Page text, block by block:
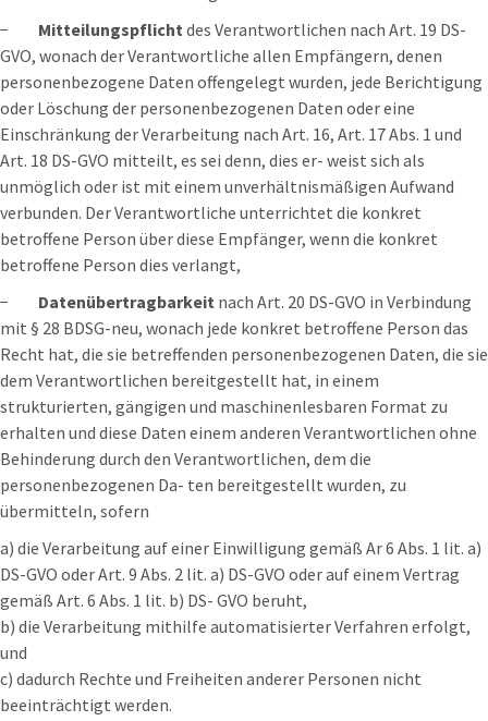
− Mitteilungspflicht des Verantwortlichen nach Art. 19 DS-
GVO, wonach der Verantwortliche allen Empfängern, denen
personenbezogene Daten offengelegt wurden, jede Berichtigung
oder Löschung der personenbezogenen Daten oder eine
Einschränkung der Verarbeitung nach Art. 16, Art. 17 Abs. 1 und
Art. 18 DS-GVO mitteilt, es sei denn, dies er- weist sich als
unmöglich oder ist mit einem unverhältnismäßigen Aufwand
verbunden. Der Verantwortliche unterrichtet die konkret
betroffene Person über diese Empfänger, wenn die konkret
betroffene Person dies verlangt,
− Datenübertragbarkeit nach Art. 20 DS-GVO in Verbindung
mit § 28 BDSG-neu, wonach jede konkret betroffene Person das
Recht hat, die sie betreffenden personenbezogenen Daten, die sie
dem Verantwortlichen bereitgestellt hat, in einem
strukturierten, gängigen und maschinenlesbaren Format zu
erhalten und diese Daten einem anderen Verantwortlichen ohne
Behinderung durch den Verantwortlichen, dem die
personenbezogenen Da- ten bereitgestellt wurden, zu
übermitteln, sofern
a) die Verarbeitung auf einer Einwilligung gemäß Ar 6 Abs. 1 lit. a)
DS-GVO oder Art. 9 Abs. 2 lit. a) DS-GVO oder auf einem Vertrag
gemäß Art. 6 Abs. 1 lit. b) DS- GVO beruht,
b) die Verarbeitung mithilfe automatisierter Verfahren erfolgt,
und
c) dadurch Rechte und Freiheiten anderer Personen nicht
beeinträchtigt werden.